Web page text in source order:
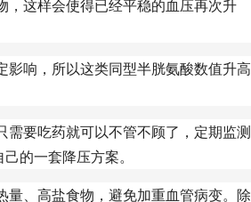
这样会使得已经平稳的血压再次升
响，所以这类同型半胱氨酸数值升高
要吃药就可以不管不顾了，定期监测
的一套降压方案。
、高盐食物，避免加重血管病变。除